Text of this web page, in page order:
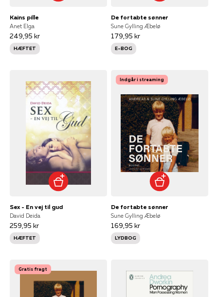
Kains pille
Anet Elga
249,95 kr
HÆFTET
De fortabte sønner
Sune Gylling Æbelø
179,95 kr
E-BOG
Sex - En vej til gud
David Deida
259,95 kr
HÆFTET
Indgår i streaming
De fortabte sønner
Sune Gylling Æbelø
169,95 kr
LYDBOG
Gratis fragt